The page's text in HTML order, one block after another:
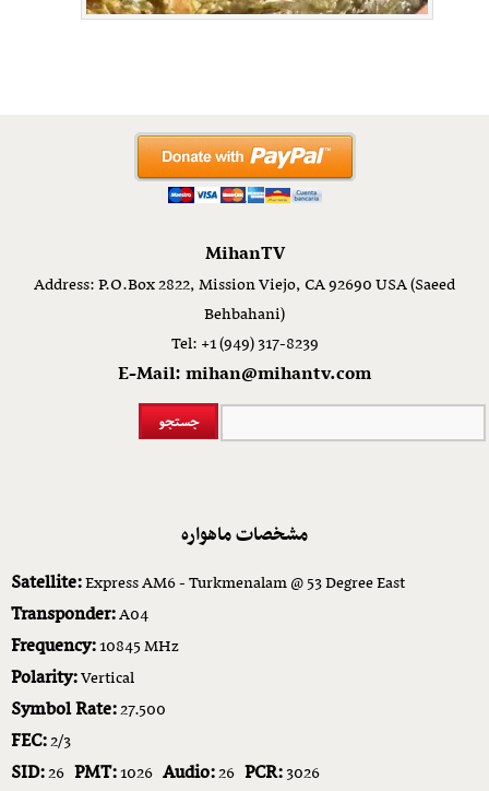
MihanTV
Address: P.O.Box 2822, Mission Viejo, CA 92690 USA (Saeed
Behbahani)
Tel: +1 (949) 317-8239
E-Mail: mihan@mihantv.com
مشخصات ماهواره
Satellite:Express AM6 - Turkmenalam @ 53 Degree East
Transponder:A04
Frequency:10845 MHz
Polarity:Vertical
Symbol Rate:27.500
FEC:2/3
SID:26 PMT:1026 Audio:26 PCR:3026